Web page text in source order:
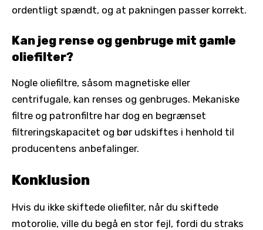
ordentligt spændt, og at pakningen passer korrekt.
Kan jeg rense og genbruge mit gamle
oliefilter?
Nogle oliefiltre, såsom magnetiske eller
centrifugale, kan renses og genbruges. Mekaniske
filtre og patronfiltre har dog en begrænset
filtreringskapacitet og bør udskiftes i henhold til
producentens anbefalinger.
Konklusion
Hvis du ikke skiftede oliefilter, når du skiftede
motorolie, ville du begå en stor fejl, fordi du straks